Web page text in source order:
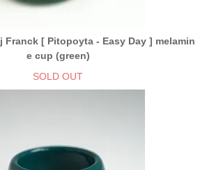
Franck [ Pitopoyta - Easy Day ] melamin
e cup (green)
SOLD OUT